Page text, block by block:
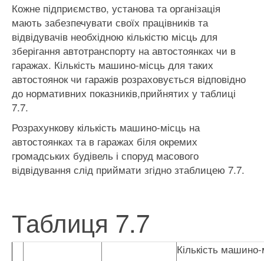
Кожне підприємство, установа та організація
мають забезпечувати своїх працівників та
відвідувачів необхідною кількістю місць для
зберігання автотранспорту на автостоянках чи в
гаражах. Кількість машино-місць для таких
автостоянок чи гаражів розраховується відповідно
до нормативних показників,прийнятих у таблиці
7.7.
Розрахункову кількість машино-місць на
автостоянках та в гаражах біля окремих
громадських будівель і споруд масового
відвідування слід приймати згідно зтаблицею 7.7.
Таблиця 7.7
Кількість